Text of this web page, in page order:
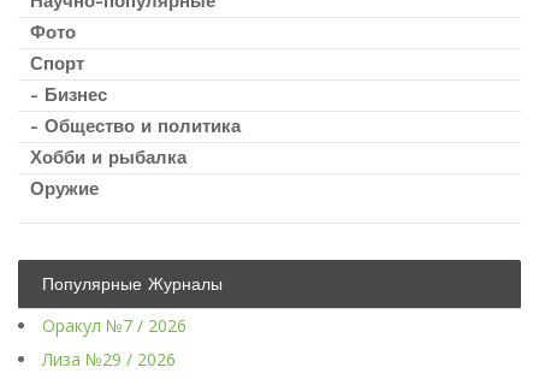
Фото
Спорт
- Бизнес
- Общество и политика
Хобби и рыбалка
Оружие
Популярные Журналы
Оракул №7 / 2026
Лиза №29 / 2026